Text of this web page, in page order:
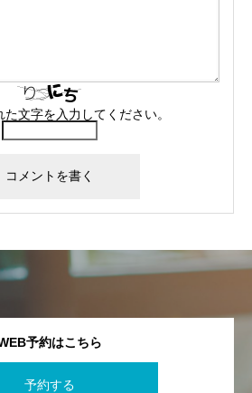
た文字を入力してください。
予約はこちら
予約する